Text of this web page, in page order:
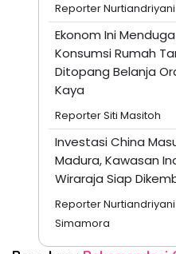
Reporter
Ekonom Ini Menduga
Konsumsi Rumah
Ditopang Belanja
Kaya
Reporter Siti Masitoh
Investasi China
Madura, Kawasan
Wiraraja Siap
Reporter Nurtiandriyani
Simamora